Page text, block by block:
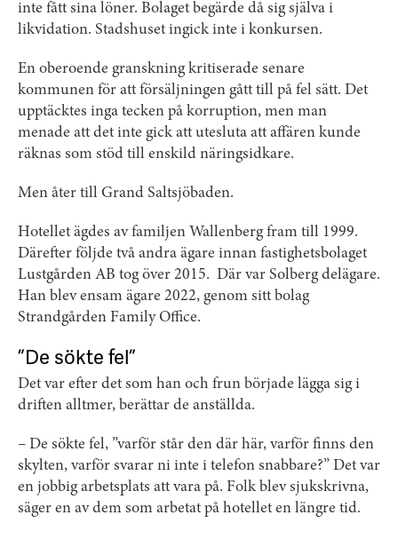
inte fått sina löner. Bolaget begärde då sig själva i
likvidation. Stadshuset ingick inte i konkursen.
En oberoende granskning kritiserade senare
kommunen för att försäljningen gått till på fel sätt. Det
upptäcktes inga tecken på korruption, men man
menade att det inte gick att utesluta att affären kunde
räknas som stöd till enskild näringsidkare.
Men åter till Grand Saltsjöbaden.
Hotellet ägdes av familjen Wallenberg fram till 1999.
Därefter följde två andra ägare innan fastighetsbolaget
Lustgården AB tog över 2015. Där var Solberg delägare.
Han blev ensam ägare 2022, genom sitt bolag
Strandgården Family Office.
”De sökte fel”
Det var efter det som han och frun började lägga sig i
driften alltmer, berättar de anställda.
– De sökte fel, ”varför står den där här, varför finns den
skylten, varför svarar ni inte i telefon snabbare?” Det var
en jobbig arbetsplats att vara på. Folk blev sjukskrivna,
säger en av dem som arbetat på hotellet en längre tid.